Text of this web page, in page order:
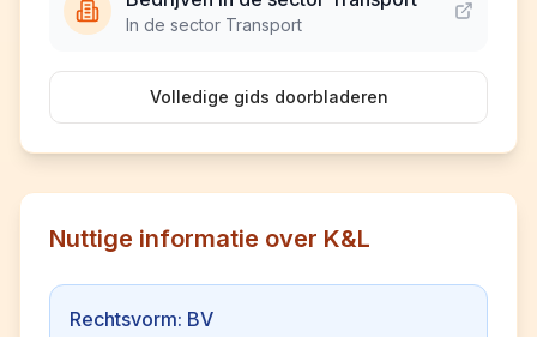
In de sector Transport
Volledige gids doorbladeren
Nuttige informatie over K&L
Rechtsvorm: BV